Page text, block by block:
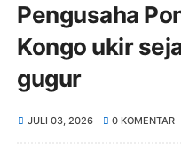
Pengusaha
Kongo ukir
gugur
JULI 03, 2026 0 KOMENTAR